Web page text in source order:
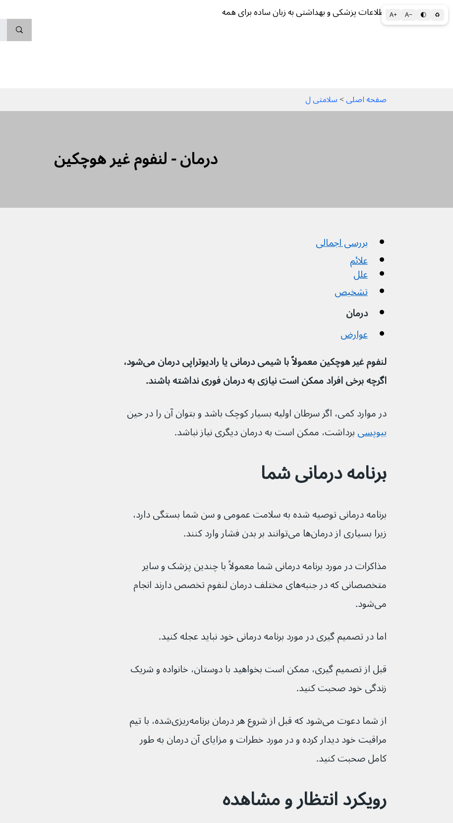
A+ A− 🌓 ♻ اطلاعات پزشکی و بهداشتی به زبان ساده برای همه
صفحه اصلی > سلامتی ل
درمان - لنفوم غیر هوچکین
بررسی اجمالی
علائم
علل
تشخیص
درمان
عوارض
لنفوم غیر هوچکین معمولاً با شیمی درمانی یا رادیوتراپی درمان می‌شود،
اگرچه برخی افراد ممکن است نیازی به درمان فوری نداشته باشند.
در موارد کمی، اگر سرطان اولیه بسیار کوچک باشد و بتوان آن را در حین
بیوپسی برداشت، ممکن است به درمان دیگری نیاز نباشد.
برنامه درمانی شما
برنامه درمانی توصیه شده به سلامت عمومی و سن شما بستگی دارد،
زیرا بسیاری از درمان‌ها می‌‌توانند بر بدن فشار وارد کنند.
مذاکرات در مورد برنامه درمانی شما معمولاً با چندین پزشک و سایر
متخصصانی که در جنبه‌های مختلف درمان لنفوم تخصص دارند انجام
می‌شود.
اما در تصمیم گیری در مورد برنامه درمانی خود نباید عجله کنید.
قبل از تصمیم گیری، ممکن است بخواهید با دوستان، خانواده و شریک
زندگی خود صحبت کنید.
از شما دعوت می‌شود که قبل از شروع هر درمان برنامه‌ریزی‌شده، با تیم
مراقبت خود دیدار کرده و در مورد خطرات و مزایای آن درمان به طور
کامل صحبت کنید.
رویکرد انتظار و مشاهده